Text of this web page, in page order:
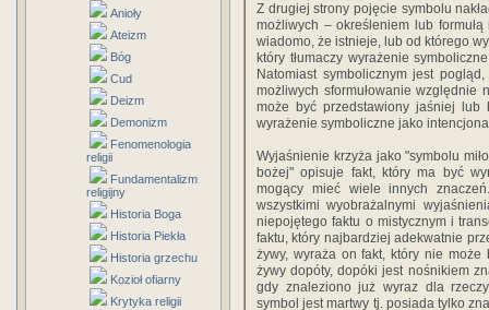
Anioły
Ateizm
Bóg
Cud
Deizm
Demonizm
Fenomenologia
religii
Fundamentalizm
religijny
Historia Boga
Historia Piekła
Historia grzechu
Kozioł ofiarny
Krytyka religii
Z drugiej strony pojęcie symbolu
możliwych – określeniem lub
wiadomo, że istnieje, lub od którego
który tłumaczy wyrażenie
Natomiast symbolicznym jest
możliwych sformułowanie względnie
może być przedstawiony jaśniej lub
wyrażenie symboliczne jako
Wyjaśnienie krzyża jako "symbolu
bożej" opisuje fakt, który ma być
mogący mieć wiele innych
wszystkimi wyobrażalnymi
niepojętego faktu o mistycznym i
faktu, który najbardziej adekwatnie
żywy, wyraża on fakt, który nie
żywy dopóty, dopóki jest nośnikiem
gdy znaleziono już wyraz dla
symbol jest martwy tj. posiada tylko